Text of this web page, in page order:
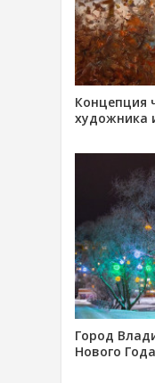
Концепция
художника
Город
Нового